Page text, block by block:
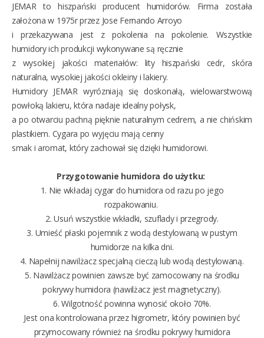
JEMAR to hiszpański producent humidorów. Firma została
założona w 1975r przez Jose Fernando Arroyo
i przekazywana jest z pokolenia na pokolenie. Wszystkie
humidory ich produkcji wykonywane są ręcznie
z wysokiej jakości materiałów: lity hiszpański cedr, skóra
naturalna, wysokiej jakości okleiny i lakiery.
Humidory JEMAR wyrózniają się doskonałą, wielowarstwową
powłoką lakieru, która nadaje idealny połysk,
a po otwarciu pachną pięknie naturalnym cedrem, a nie chińskim
plastikiem. Cygara po wyjęciu mają cenny
smak i aromat, który zachował się dzięki humidorowi.
Przygotowanie humidora do użytku:
1. Nie wkładaj cygar do humidora od razu po jego
rozpakowaniu.
2. Usuń wszystkie wkładki, szuflady i przegrody.
3. Umieść płaski pojemnik z wodą destylowaną w pustym
humidorze na kilka dni.
4. Napełnij nawilżacz specjalną cieczą lub wodą destylowaną.
5. Nawilżacz powinien zawsze być zamocowany na środku
pokrywy humidora (nawilżacz jest magnetyczny).
6. Wilgotność powinna wynosić około 70%.
Jest ona kontrolowana przez higrometr, który powinien być
przymocowany również na środku pokrywy humidora